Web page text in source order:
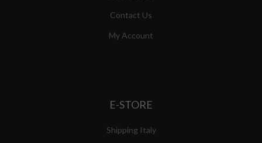
Contact Us
My Account
E-STORE
Shipping Italy